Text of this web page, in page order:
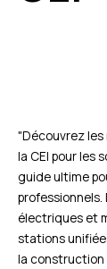
"Découvrez
la CEI pour les
guide ultime
électriques et
stations
la construction